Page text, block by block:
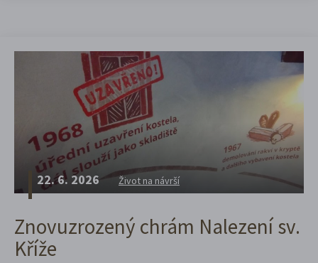
22. 6. 2026 Život na návrší
Znovuzrozený chrám Nalezení sv.
Kříže